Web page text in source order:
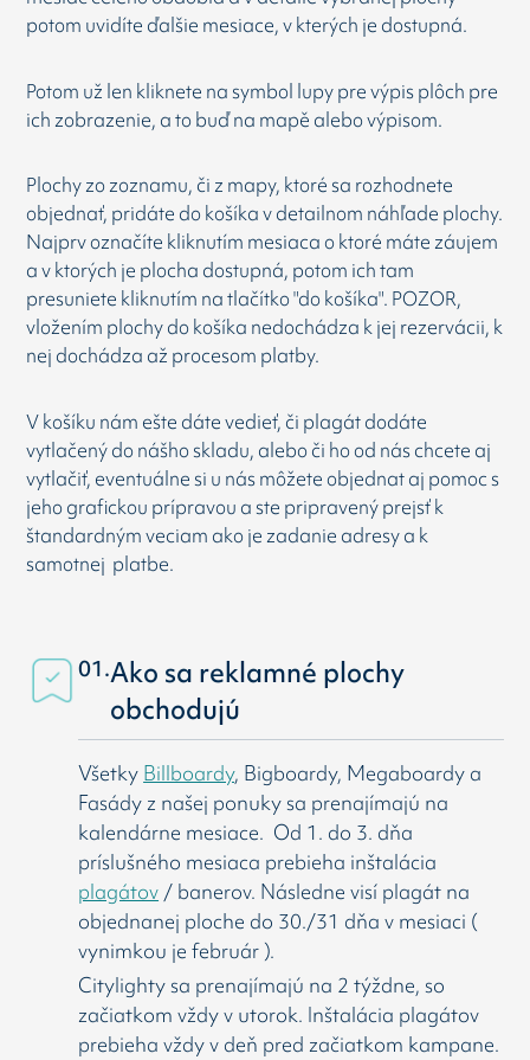
potom uvidíte ďalšie mesiace, v kterých je dostupná.
Potom už len kliknete na symbol lupy pre výpis plôch pre
ich zobrazenie, a to buď na mapě alebo výpisom.
Plochy zo zoznamu, či z mapy, ktoré sa rozhodnete
objednať, pridáte do košíka v detailnom náhľade plochy.
Najprv označíte kliknutím mesiaca o ktoré máte záujem
a v ktorých je plocha dostupná, potom ich tam
presuniete kliknutím na tlačítko "do košíka". POZOR,
vložením plochy do košíka nedochádza k jej rezervácii, k
nej dochádza až procesom platby.
V košíku nám ešte dáte vedieť, či plagát dodáte
vytlačený do nášho skladu, alebo či ho od nás chcete aj
vytlačiť, eventuálne si u nás môžete objednat aj pomoc s
jeho grafickou prípravou a ste pripravený prejsť k
štandardným veciam ako je zadanie adresy a k
samotnej platbe.
01.Ako sa reklamné plochy
obchodujú
Všetky Billboardy, Bigboardy, Megaboardy a
Fasády z našej ponuky sa prenajímajú na
kalendárne mesiace. Od 1. do 3. dňa
príslušného mesiaca prebieha inštalácia
plagátov / banerov. Následne visí plagát na
objednanej ploche do 30./31 dňa v mesiaci (
vynimkou je február ).
Citylighty sa prenajímajú na 2 týždne, so
začiatkom vždy v utorok. Inštalácia plagátov
prebieha vždy v deň pred začiatkom kampane.